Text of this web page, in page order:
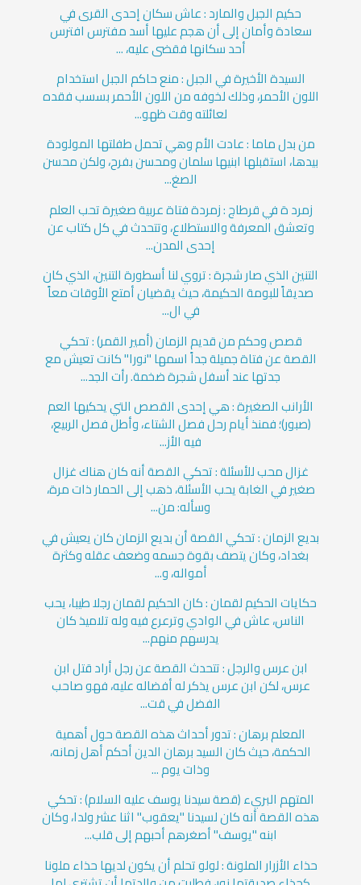
حكيم الجبل والمارد : عاش سكان إحدى القرى في
سعادة وأمان إلى أن هجم عليها أسد مفترس افترس
أحد سكانها فقضى عليه، ...
السيدة الأخيرة في الجبل : منع حاكم الجبل استخدام
اللون الأحمر، وذلك لخوفه من اللون الأحمر بسسب فقده
لعائلته وقت ظهو...
من بدل ماما : عادت الأم وهي تحمل طفلتها المولودة
بيدها، استقبلها ابنيها سلمان ومحسن بفرح، ولكن محسن
الصغ...
زمرد ة في قرطاج : زمردة فتاة عربية صغيرة تحب العلم
وتعشق المعرفة والاستطلاع، وتتحدث في كل كتاب عن
إحدى المدن...
التنين الذي صار شجرة : تروي لنا أسطورة التنين، الذي كان
صديقاً للبومة الحكيمة، حيث يقضيان أمتع الأوقات معاً
في ال...
قصص وحكم من قديم الزمان (أمير القمر) : تحكي
القصة عن فتاة جميلة جداً اسمها "نورا" كانت تعيش مع
جدتها عند أسفل شجرة ضخمة. رأت الجد...
الأرانب الصغيرة : هي إحدى القصص التي يحكيها العم
(صبور)؛ فمنذ أيام رحل فصل الشتاء، وأطل فصل الربيع،
فيه الأز...
غزال محب للأسئلة : تحكي القصة أنه كان هناك غزال
صغير في الغابة يحب الأسئلة، ذهب إلى الحمار ذات مرة،
وسأله: من...
بديع الزمان : تحكي القصة أن بديع الزمان كان يعيش في
بغداد، وكان يتصف بقوة جسمه وضعف عقله وكثرة
أمواله، و...
حكايات الحكيم لقمان : كان الحكيم لقمان رجلا طيبا، يحب
الناس، عاش في الوادي وترعرع فيه وله تلاميذ كان
يدرسهم منهم...
ابن عرس والرجل : تتحدث القصة عن رجل أراد قتل ابن
عرس، لكن ابن عرس يذكر له أفضاله عليه، فهو صاحب
الفضل في قت...
المعلم برهان : تدور أحداث هذه القصة حول أهمية
الحكمة، حيث كان السيد برهان الدين أحكم أهل زمانه،
وذات يوم ...
المتهم البريء (قصة سيدنا يوسف عليه السلام) : تحكي
هذه القصة أنه كان لسيدنا "يعقوب" اثنا عشر ولدا، وكان
ابنه "يوسف" أصغرهم أحبهم إلى قلب...
حذاء الأزرار الملونة : لولو تحلم أن يكون لديها حذاء ملونا